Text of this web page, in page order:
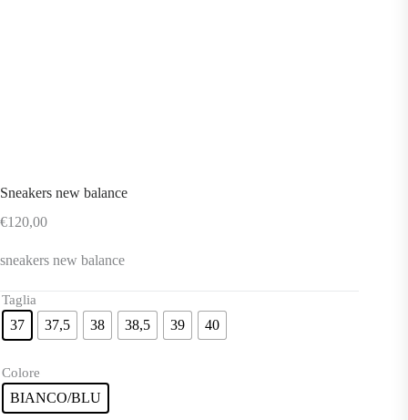
Sneakers new balance
€120,00
sneakers new balance
Taglia
37 37,5 38 38,5 39 40
Colore
BIANCO/BLU